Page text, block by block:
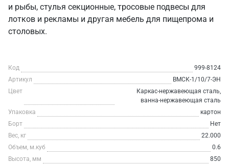
и рыбы, стулья секционные, тросовые подвесы для
лотков и рекламы и другая мебель для пищепрома и
столовых.
Код
999-8124
Артикул
ВМСК-1/10/7-ЭН
Цвет
Каркас-нержавеющая сталь,
ванна-нержавеющая сталь
Упаковка
картон
Борт
Нет
Вес, кг
22.000
Объем, м.куб
0.6
Высота, мм
850